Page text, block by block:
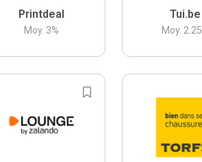
Printdeal
Moy. 3%
Tui.be
Moy. 2.25